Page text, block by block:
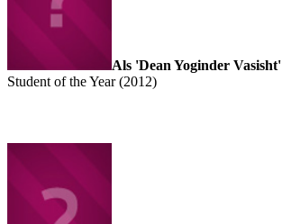
Als 'Dean Yoginder Vasisht'
Student of the Year (2012)